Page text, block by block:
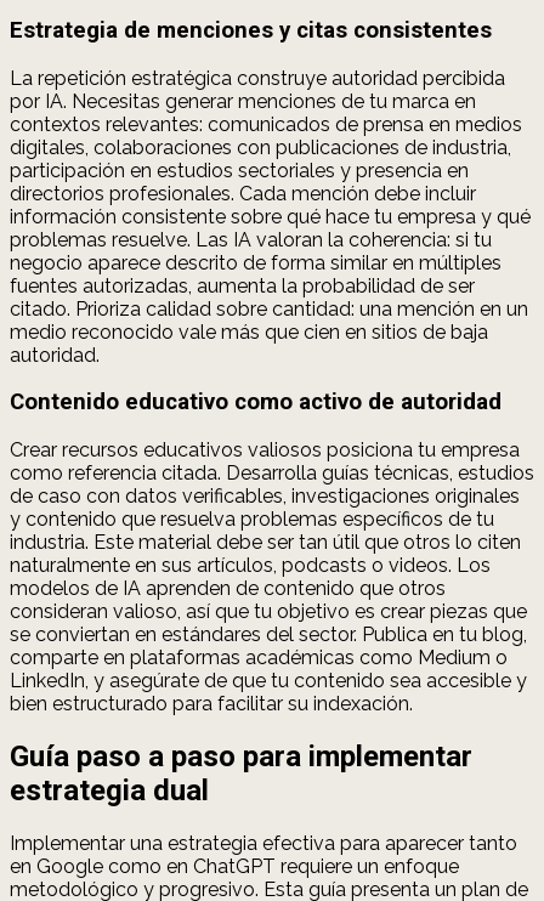
Estrategia de menciones y citas consistentes
La repetición estratégica construye autoridad percibida
por IA. Necesitas generar menciones de tu marca en
contextos relevantes: comunicados de prensa en medios
digitales, colaboraciones con publicaciones de industria,
participación en estudios sectoriales y presencia en
directorios profesionales. Cada mención debe incluir
información consistente sobre qué hace tu empresa y qué
problemas resuelve. Las IA valoran la coherencia: si tu
negocio aparece descrito de forma similar en múltiples
fuentes autorizadas, aumenta la probabilidad de ser
citado. Prioriza calidad sobre cantidad: una mención en un
medio reconocido vale más que cien en sitios de baja
autoridad.
Contenido educativo como activo de autoridad
Crear recursos educativos valiosos posiciona tu empresa
como referencia citada. Desarrolla guías técnicas, estudios
de caso con datos verificables, investigaciones originales
y contenido que resuelva problemas específicos de tu
industria. Este material debe ser tan útil que otros lo citen
naturalmente en sus artículos, podcasts o videos. Los
modelos de IA aprenden de contenido que otros
consideran valioso, así que tu objetivo es crear piezas que
se conviertan en estándares del sector. Publica en tu blog,
comparte en plataformas académicas como Medium o
LinkedIn, y asegúrate de que tu contenido sea accesible y
bien estructurado para facilitar su indexación.
Guía paso a paso para implementar
estrategia dual
Implementar una estrategia efectiva para aparecer tanto
en Google como en ChatGPT requiere un enfoque
metodológico y progresivo. Esta guía presenta un plan de